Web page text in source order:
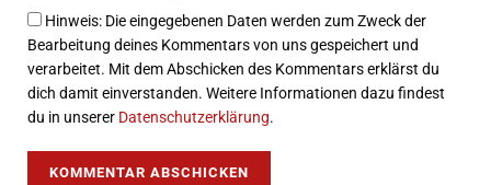
Hinweis: Die eingegebenen Daten werden zum Zweck der
Bearbeitung deines Kommentars von uns gespeichert und
verarbeitet. Mit dem Abschicken des Kommentars erklärst du
dich damit einverstanden. Weitere Informationen dazu findest
du in unserer Datenschutzerklärung.